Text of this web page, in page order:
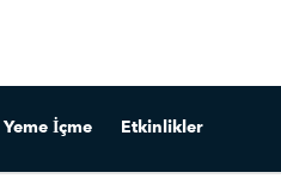
Yeme İçme Etkinlikler